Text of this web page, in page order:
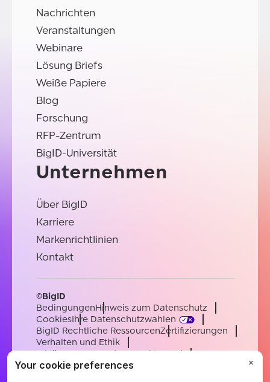
Nachrichten
Veranstaltungen
Webinare
Lösung Briefs
Weiße Papiere
Blog
Forschung
RFP-Zentrum
BigID-Universität
Unternehmen
Über BigID
Karriere
Markenrichtlinien
Kontakt
©BigID
BedingungenHinweis zum Datenschutz
CookiesIhre Datenschutzwahlen
BigID Rechtliche RessourcenZertifizierungen
Verhalten und Ethik
Erklärung zur modernen Sklaverei
Unterauftragsverarbeiter